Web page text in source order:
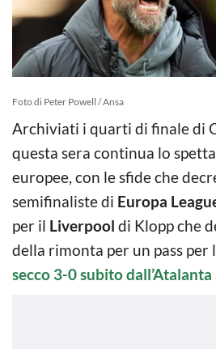
Foto di Peter Powell / Ansa
Archiviati i quarti di finale di
questa sera continua lo
europee, con le sfide che
semifinaliste di Europa
per il Liverpool di Klopp che
della rimonta per un pass per
secco 3-0 subito dall’Atalanta